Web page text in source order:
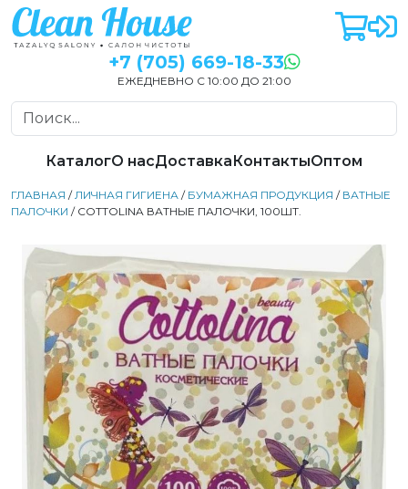
+7 (705) 669-18-33
ЕЖЕДНЕВНО С 10:00 ДО 21:00
КаталогО насДоставкаКонтактыОптом
ГЛАВНАЯ /ЛИЧНАЯ ГИГИЕНА / БУМАЖНАЯ ПРОДУКЦИЯ / ВАТНЫЕ
ПАЛОЧКИ / COTTOLINA ВАТНЫЕ ПАЛОЧКИ, 100ШТ.